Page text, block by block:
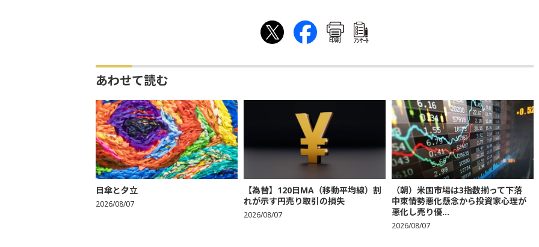
印刷 ｱﾝｹｰﾄ
あわせて読む
日傘と夕立
2026/08/07
【為替】120日MA（移動平均線）割
れが示す円売り取引の損失
2026/08/07
（朝）米国市場は3指数揃って下落
中東情勢悪化懸念から投資家心理が
悪化し売り優...
2026/08/07